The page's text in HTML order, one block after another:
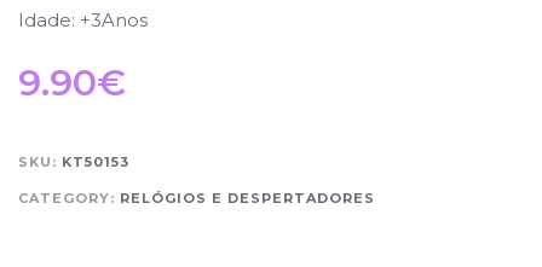
Idade: +3Anos
9.90€
SKU: KT50153
CATEGORY: RELÓGIOS E DESPERTADORES